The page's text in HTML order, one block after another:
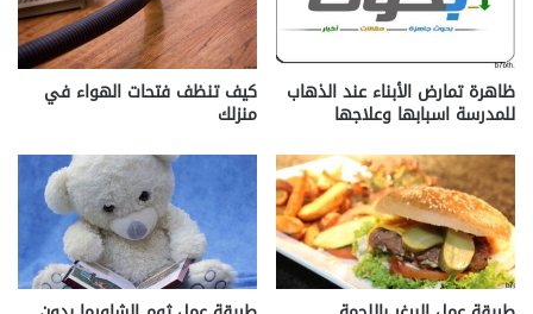
ظاهرة تمارض الأبناء عند الذهاب
للمدرسة اسبابها وعلاجها
كيف تنظف فتحات الهواء في
منزلك